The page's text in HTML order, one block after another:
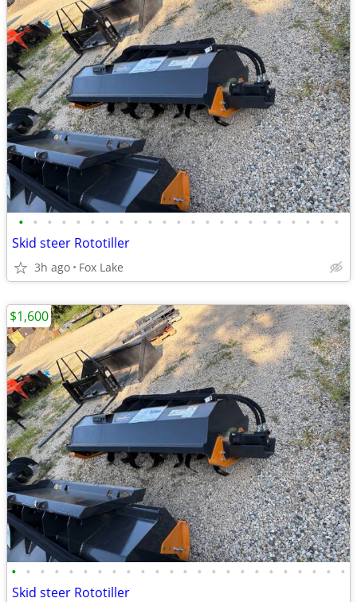
• • • • • • • • • • • • • • • • • • • • • • •
Skid steer Rototiller
3h ago Fox Lake
• • • • • • • • • • • • • • • • • • • • • • • •
Skid steer Rototiller
$1,600